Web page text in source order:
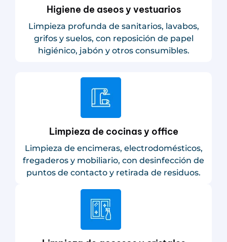
Higiene de aseos y vestuarios
Limpieza profunda de sanitarios, lavabos,
grifos y suelos, con reposición de papel
higiénico, jabón y otros consumibles.
Limpieza de cocinas y office
Limpieza de encimeras, electrodomésticos,
fregaderos y mobiliario, con desinfección de
puntos de contacto y retirada de residuos.